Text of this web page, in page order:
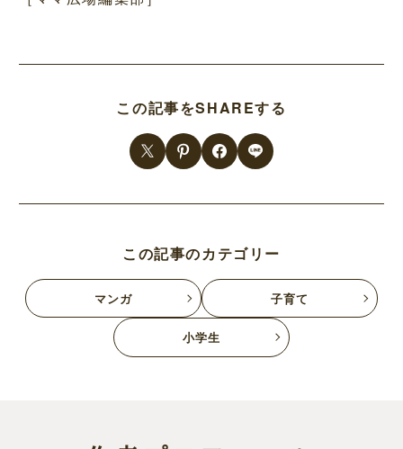
この記事をSHAREする
この記事のカテゴリー
マンガ 子育て
小学生